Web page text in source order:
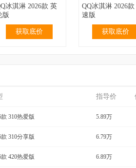
冰淇淋 2026款 英
版
获取底价
QQ冰淇淋 2026
速版
获取底价
万
版 120km 香草
获取底价
3.69万
155km 圣代版
获取底价
指导价
款 310热爱版 5.89万
款 310分享版 6.79万
款 420热爱版 6.89万